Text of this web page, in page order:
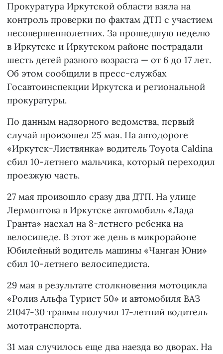
Прокуратура Иркутской области взяла на
контроль проверки по фактам ДТП с участием
несовершеннолетних. За прошедшую неделю
в Иркутске и Иркутском районе пострадали
шесть детей разного возраста — от 6 до 17 лет.
Об этом сообщили в пресс-службах
Госавтоинспекции Иркутска и региональной
прокуратуры.
По данным надзорного ведомства, первый
случай произошел 25 мая. На автодороге
«Иркутск-Листвянка» водитель Toyota Caldina
сбил 10-летнего мальчика, который переходил
проезжую часть.
27 мая произошло сразу два ДТП. На улице
Лермонтова в Иркутске автомобиль «Лада
Гранта» наехал на 8-летнего ребенка на
велосипеде. В этот же день в микрорайоне
Юбилейный водитель машины «Чанган Юни»
сбил 10-летнего велосипедиста.
29 мая в результате столкновения мотоцикла
«Ролиз Альфа Турист 50» и автомобиля ВАЗ
21047-30 травмы получил 17-летний водитель
мототранспорта.
31 мая случилось еще два наезда во дворах. На